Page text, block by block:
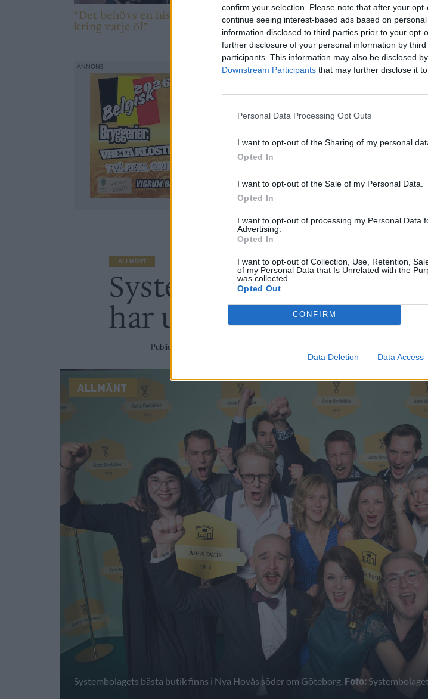
confirm your selection. Please note that after your
continue seeing interest-based ads based on
information disclosed to third parties prior to your
further disclosure of your personal information by
participants. This information may also be disclosed
Downstream Participants that may further disclose it
Personal Data Processing Opt Outs
I want to opt-out of the Sharing of my personal
Opted In
I want to opt-out of the Sale of my Personal Data.
Opted In
I want to opt-out of processing my Personal Data
Advertising.
Opted In
I want to opt-out of Collection, Use, Retention,
of my Personal Data that Is Unrelated with the
was collected.
Opted Out
CONFIRM
Data Deletion Data Access
“Det behövs en historia
kring varje öl”
Ett spretigt festivalår mot
sitt slut
ALLMÄNT
Systembolagets bästa
har utsetts
Publicerat
ALLMÄNT
Systembolagets bästa butik finns i Nya Hovås söder om Göteborg. Foto: